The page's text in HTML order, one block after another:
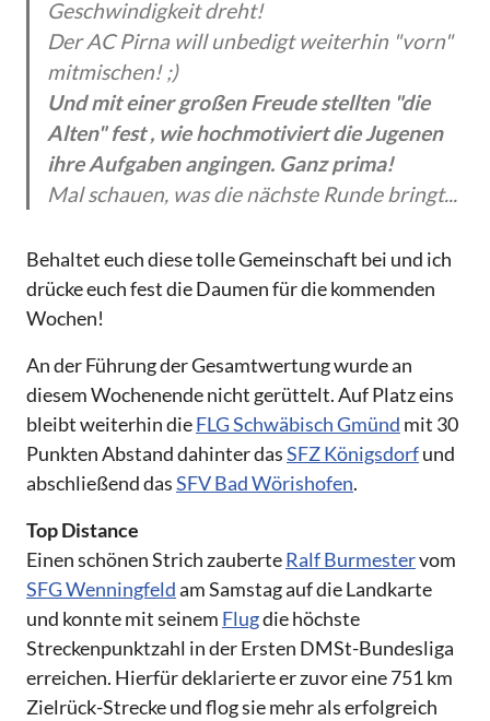
Geschwindigkeit dreht!
Der AC Pirna will unbedigt weiterhin "vorn"
mitmischen! ;)
Und mit einer großen Freude stellten "die
Alten" fest , wie hochmotiviert die Jugenen
ihre Aufgaben angingen. Ganz prima!
Mal schauen, was die nächste Runde bringt...
Behaltet euch diese tolle Gemeinschaft bei und ich
drücke euch fest die Daumen für die kommenden
Wochen!
An der Führung der Gesamtwertung wurde an
diesem Wochenende nicht gerüttelt. Auf Platz eins
bleibt weiterhin dieFLG Schwäbisch Gmünd mit 30
Punkten Abstand dahinter dasSFZ Königsdorfund
abschließend dasSFV Bad Wörishofen.
Top Distance
Einen schönen Strich zauberteRalf Burmestervom
SFG Wenningfeldam Samstag auf die Landkarte
und konnte mit seinem Flugdie höchste
Streckenpunktzahl in der Ersten DMSt-Bundesliga
erreichen. Hierfür deklarierte er zuvor eine 751 km
Zielrück-Strecke und flog sie mehr als erfolgreich